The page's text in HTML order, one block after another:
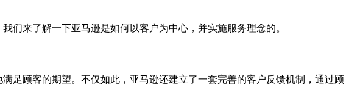
们来了解一下亚马逊是如何以客户为中心，并实施服务理念的。
足顾客的期望。不仅如此，亚马逊还建立了一套完善的客户反馈机制，通过顾